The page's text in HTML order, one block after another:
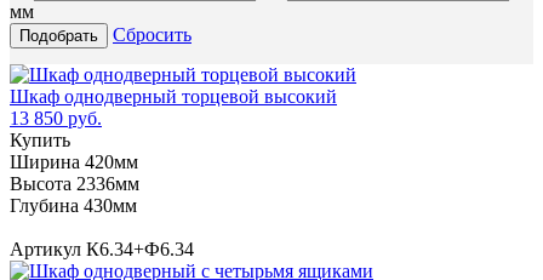
мм
Сбросить
Шкаф однодверный торцевой высокий
13 850 руб.
Купить
Ширина 420мм
Высота 2336мм
Глубина 430мм
Артикул К6.34+Ф6.34